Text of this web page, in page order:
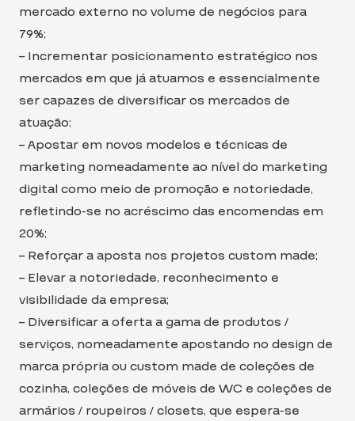
mercado externo no volume de negócios para
79%;
– Incrementar posicionamento estratégico nos
mercados em que já atuamos e essencialmente
ser capazes de diversificar os mercados de
atuação;
– Apostar em novos modelos e técnicas de
marketing nomeadamente ao nível do marketing
digital como meio de promoção e notoriedade,
refletindo-se no acréscimo das encomendas em
20%;
– Reforçar a aposta nos projetos custom made;
– Elevar a notoriedade, reconhecimento e
visibilidade da empresa;
– Diversificar a oferta a gama de produtos /
serviços, nomeadamente apostando no design de
marca própria ou custom made de coleções de
cozinha, coleções de móveis de WC e coleções de
armários / roupeiros / closets, que espera-se